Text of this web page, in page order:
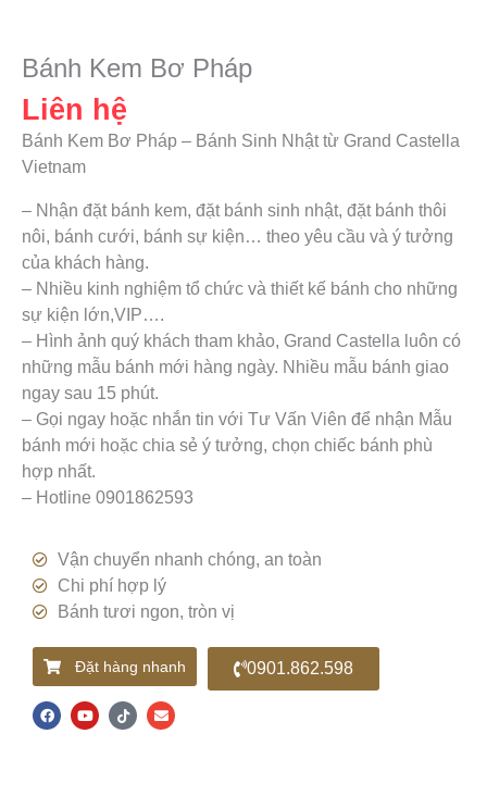
Bánh Kem Bơ Pháp
Liên hệ
Bánh Kem Bơ Pháp – Bánh Sinh Nhật từ Grand Castella
Vietnam
– Nhận đặt bánh kem, đặt bánh sinh nhật, đặt bánh thôi
nôi, bánh cưới, bánh sự kiện… theo yêu cầu và ý tưởng
của khách hàng.
– Nhiều kinh nghiệm tổ chức và thiết kế bánh cho những
sự kiện lớn,VIP….
– Hình ảnh quý khách tham khảo, Grand Castella luôn có
những mẫu bánh mới hàng ngày. Nhiều mẫu bánh giao
ngay sau 15 phút.
– Gọi ngay hoặc nhắn tin với Tư Vấn Viên để nhận Mẫu
bánh mới hoặc chia sẻ ý tưởng, chọn chiếc bánh phù
hợp nhất.
– Hotline 0901862593
Vận chuyển nhanh chóng, an toàn
Chi phí hợp lý
Bánh tươi ngon, tròn vị
Đặt hàng nhanh 0901.862.598
a
c
o
u
i
k
n
v